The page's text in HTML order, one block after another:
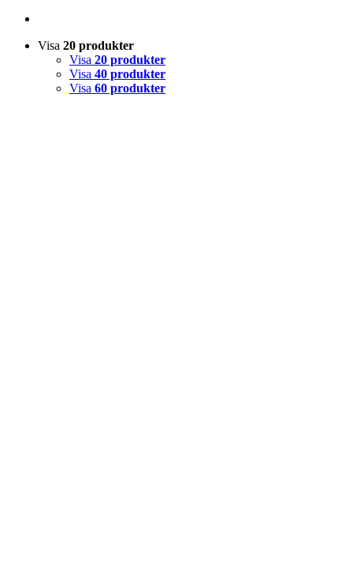
Visa 20 produkter
Visa 20 produkter
Visa 40 produkter
Visa 60 produkter